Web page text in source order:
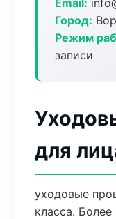
Email:
Город:
Режим
записи
для
уходовые
класса.